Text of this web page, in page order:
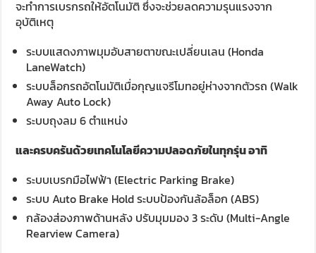
จะทำการเบรกรถให้อัตโนมัติ ซึ่งจะช่วยลดความรุนแรงจาก
อุบัติเหตุ
ระบบแสดงภาพมุมอับสายตาขณะเปลี่ยนเลน (Honda
LaneWatch)
ระบบล็อกรถอัตโนมัติเมื่อกุญแจรีโมทอยู่ห่างจากตัวรถ (Walk
Away Auto Lock)
ระบบถุงลม 6 ตำแหน่ง
และครบครันด้วยเทคโนโลยีความปลอดภัยในทุกรุ่น อาทิ
ระบบเบรกมือไฟฟ้า (Electric Parking Brake)
ระบบ Auto Brake Hold ระบบป้องกันล้อล็อก (ABS)
กล้องส่องภาพด้านหลัง ปรับมุมมอง 3 ระดับ (Multi-Angle
Rearview Camera)